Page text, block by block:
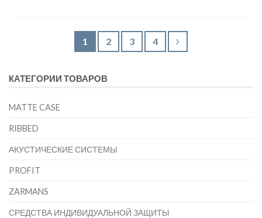
1 2 3 4
КАТЕГОРИИ ТОВАРОВ
MATTE CASE
RIBBED
АКУСТИЧЕСКИЕ СИСТЕМЫ
PROFIT
ZARMANS
СРЕДСТВА ИНДИВИДУАЛЬНОЙ ЗАЩИТЫ